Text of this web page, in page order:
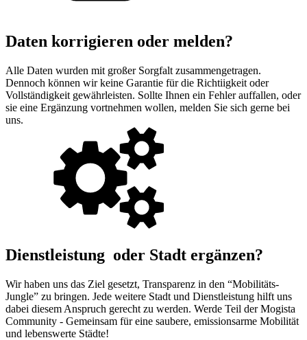
Daten korrigieren oder melden?
Alle Daten wurden mit großer Sorgfalt zusammengetragen.
Dennoch können wir keine Garantie für die Richtiigkeit oder
Vollständigkeit gewährleisten. Sollte Ihnen ein Fehler auffallen, oder
sie eine Ergänzung vortnehmen wollen, melden Sie sich gerne bei
uns.
Dienstleistung oder Stadt ergänzen?
Wir haben uns das Ziel gesetzt, Transparenz in den “Mobilitäts-
Jungle” zu bringen. Jede weitere Stadt und Dienstleistung hilft uns
dabei diesem Anspruch gerecht zu werden. Werde Teil der Mogista
Community - Gemeinsam für eine saubere, emissionsarme Mobilität
und lebenswerte Städte!